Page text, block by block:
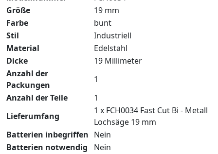
Größe
‎19 mm
Farbe
‎bunt
Stil
‎Industriell
Material
‎Edelstahl
Dicke
‎19 Millimeter
Anzahl der
Packungen
‎1
Anzahl der Teile
‎1
Lieferumfang
‎1 x FCH0034 Fast Cut Bi - Metall
Lochsäge 19 mm
Batterien inbegriffen ‎Nein
Batterien notwendig
‎Nein